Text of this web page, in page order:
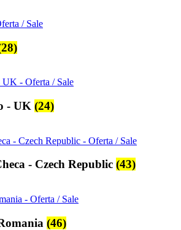
- UK (24)
- Czech Republic (43)
(46)